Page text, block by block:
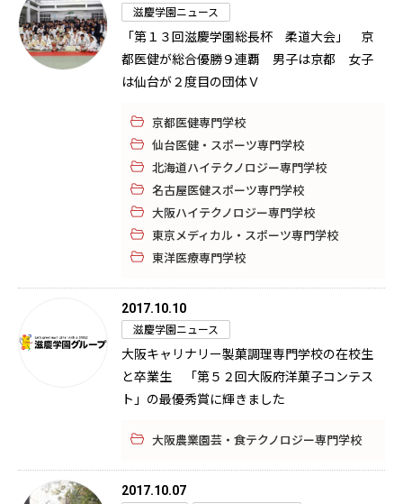
滋慶学園ニュース
「第１３回滋慶学園総長杯 柔道大会」 京
都医健が総合優勝９連覇 男子は京都 女子
は仙台が２度目の団体Ｖ
京都医健専門学校
仙台医健・スポーツ専門学校
北海道ハイテクノロジー専門学校
名古屋医健スポーツ専門学校
大阪ハイテクノロジー専門学校
東京メディカル・スポーツ専門学校
東洋医療専門学校
2017.10.10
滋慶学園ニュース
大阪キャリナリー製菓調理専門学校の在校生
と卒業生 「第５２回大阪府洋菓子コンテス
ト」の最優秀賞に輝きました
大阪農業園芸・食テクノロジー専門学校
2017.10.07